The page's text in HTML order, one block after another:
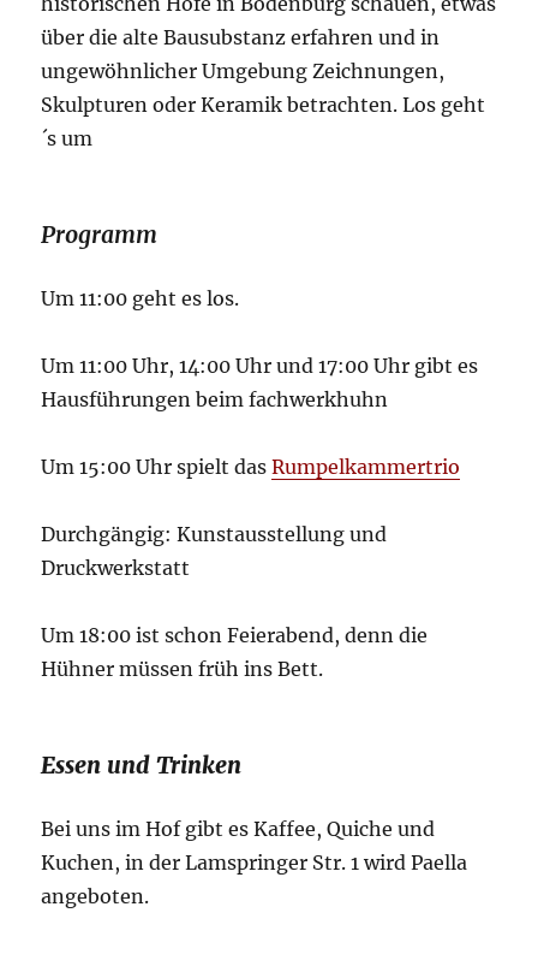
über die alte Bausubstanz erfahren und in
ungewöhnlicher Umgebung Zeichnungen,
Skulpturen oder Keramik betrachten. Los geht
´s um
Programm
Um 11:00 geht es los.
Um 11:00 Uhr, 14:00 Uhr und 17:00 Uhr gibt es
Hausführungen beim fachwerkhuhn
Um 15:00 Uhr spielt dasRumpelkammertrio
Durchgängig: Kunstausstellung und
Druckwerkstatt
Um 18:00 ist schon Feierabend, denn die
Hühner müssen früh ins Bett.
Essen und Trinken
Bei uns im Hof gibt es Kaffee, Quiche und
Kuchen, in der Lamspringer Str. 1 wird Paella
angeboten.